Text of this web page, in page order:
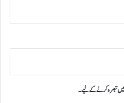
میں تبصرہ کرنے کےلیے۔